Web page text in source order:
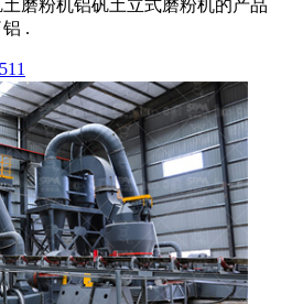
磨粉机铝矾土立式磨粉机的产品
.